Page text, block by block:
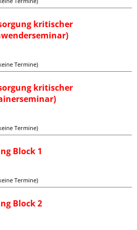
kritischer
Termine)
kritischer
Termine)
Block 1
Termine)
Block 2